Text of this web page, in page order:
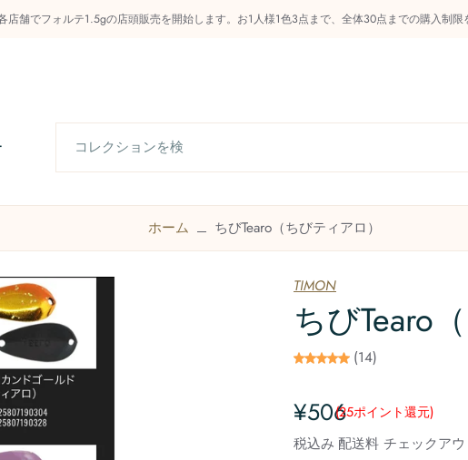
店舗でフォルテ1.5gの店頭販売を開始します。お1人様1色3点まで、全体30点までの購入制
管釣り知識庫 商品カテゴリー
お問い合わせ
ホーム ちびTearo（ちびティアロ）
TIMON
ちびTearo
(14)
¥506
(25ポイント還元)
税込み 配送料 チェックア